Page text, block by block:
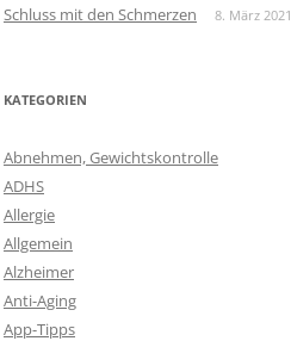
Schluss mit den Schmerzen 8. März 2021
KATEGORIEN
Abnehmen, Gewichtskontrolle
ADHS
Allergie
Allgemein
Alzheimer
Anti-Aging
App-Tipps